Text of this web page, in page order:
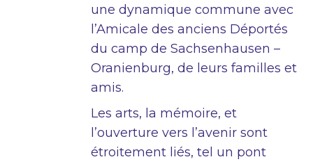
une dynamique commune avec
l’Amicale des anciens Déportés
du camp de Sachsenhausen –
Oranienburg, de leurs familles et
amis.
Les arts, la mémoire, et
l’ouverture vers l’avenir sont
étroitement liés, tel un pont